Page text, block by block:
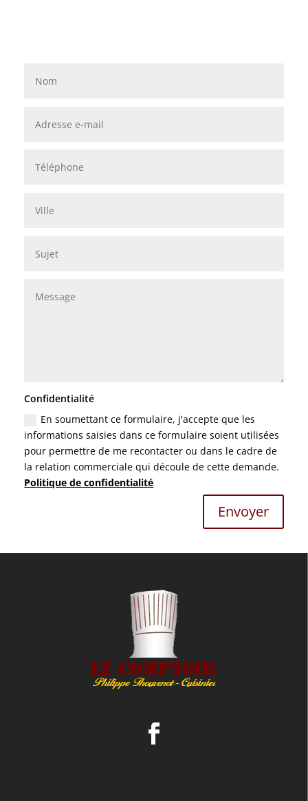
Confidentialité
En soumettant ce formulaire, j'accepte que les
informations saisies dans ce formulaire soient utilisées
pour permettre de me recontacter ou dans le cadre de
la relation commerciale qui découle de cette demande.
Politique de confidentialité
Envoyer